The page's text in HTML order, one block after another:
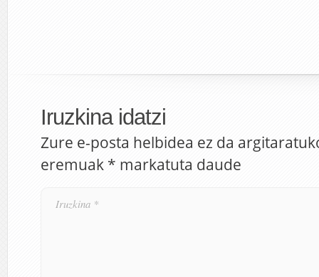
Iruzkina idatzi
Zure e-posta helbidea ez da
eremuak * markatuta daude